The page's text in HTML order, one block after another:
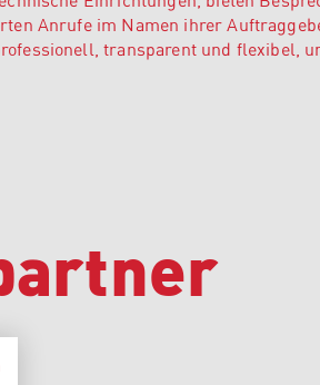
Anrufe im Namen ihrer
transparent und flexibel,